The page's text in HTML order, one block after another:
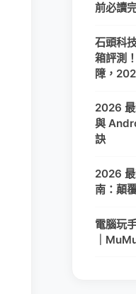
前必讀
石頭科
箱評測
障，
2026
與
訣
2026
南：顛
電腦玩
｜